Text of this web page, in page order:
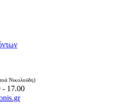
Νικολούδη)
- 17.00